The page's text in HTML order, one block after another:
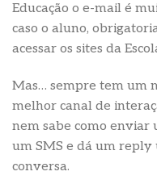
Educação o e-mail é
caso o aluno,
acessar os sites da
Mas… sempre tem um
melhor canal de
nem sabe como enviar
um SMS e dá um reply
conversa.